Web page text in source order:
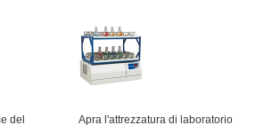
del
Apra l'attrezzatura di laboratorio